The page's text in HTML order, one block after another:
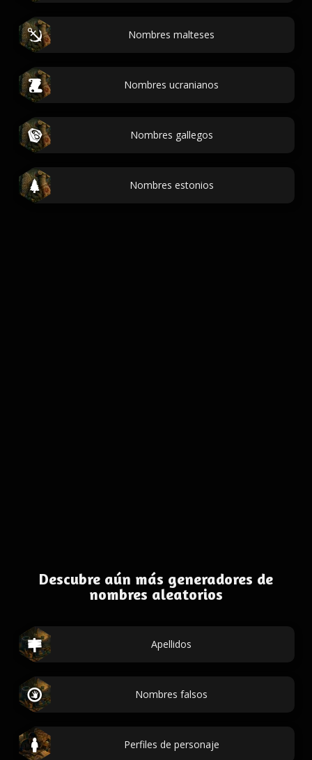
Nombres malteses
Nombres ucranianos
Nombres gallegos
Nombres estonios
Descubre aún más generadores de
nombres aleatorios
Apellidos
Nombres falsos
Perfiles de personaje